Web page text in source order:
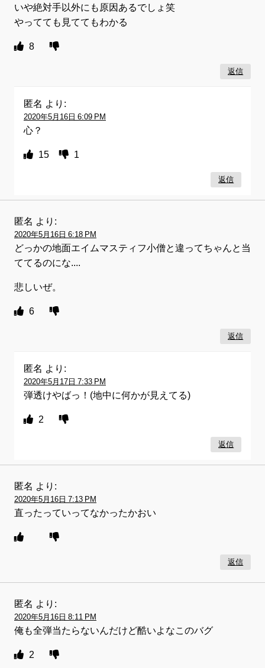
いや絶対手以外にも原因あるでしょ笑
やってても見ててもわかる
8
返信
匿名 より:
2020年5月16日 6:09 PM
心？
15 1
返信
匿名 より:
2020年5月16日 6:18 PM
どっかの地面エイムマスティフ小僧と違ってちゃんと当
ててるのにな....
悲しいぜ。
6
返信
匿名 より:
2020年5月17日 7:33 PM
弾透けやばっ！(地中に何かが見えてる)
2
返信
匿名 より:
2020年5月16日 7:13 PM
直ったっていってなかったかおい
返信
匿名 より:
2020年5月16日 8:11 PM
俺も全弾当たらないんだけど酷いよなこのバグ
2